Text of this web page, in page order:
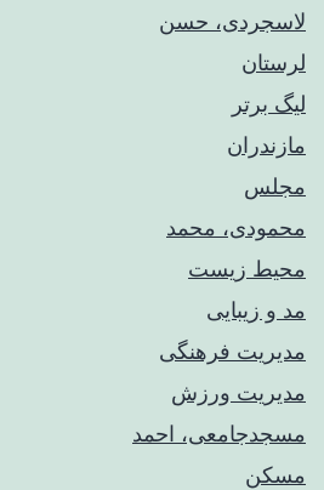
لاسجردی، حسن
لرستان
لیگ برتر
مازندران
مجلس
محمودی، محمد
محیط زیست
مد و زیبایی
مدیریت فرهنگی
مدیریت ورزش
مسجدجامعی، احمد
مسکن